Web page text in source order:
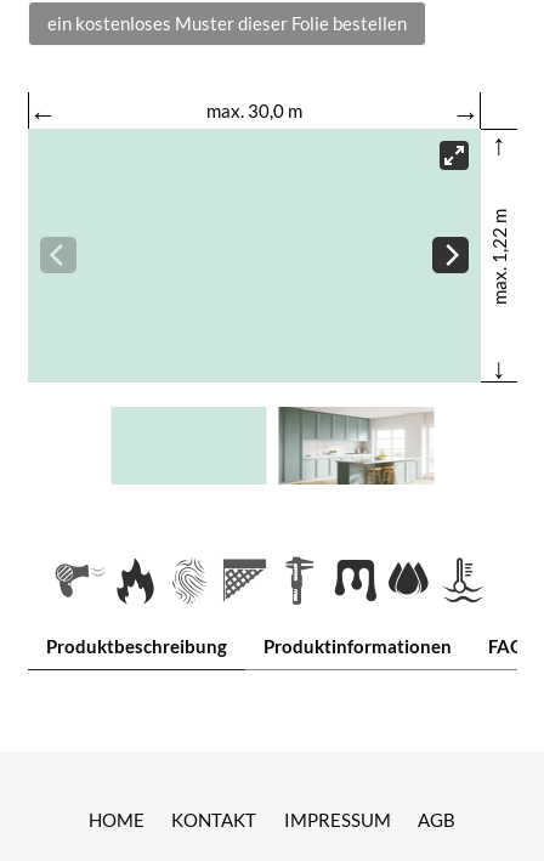
ein kostenloses Muster dieser Folie bestellen
← max. 30,0 m
→
↑
max. 1,22 m
↓
Produktbeschreibung Produktinformationen FAQ
HOME KONTAKT IMPRESSUM AGB